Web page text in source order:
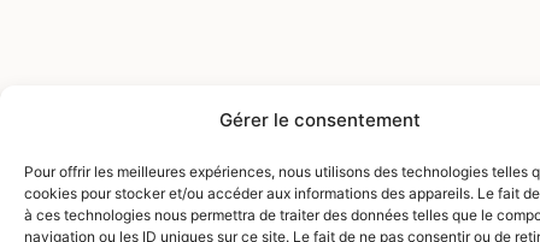
Gérer le consentement
Pour offrir les meilleures expériences, nous utilisons des technologies telles
cookies pour stocker et/ou accéder aux informations des appareils. Le fait
à ces technologies nous permettra de traiter des données telles que le
navigation ou les ID uniques sur ce site. Le fait de ne pas consentir ou de